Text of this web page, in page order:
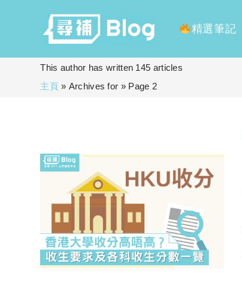
精選筆記
This author has written 145 articles
主頁» Archives for » Page 2